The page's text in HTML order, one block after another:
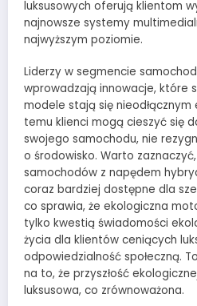
luksusowych oferują klientom
najnowsze systemy
najwyższym poziomie.
Liderzy w segmencie
wprowadzają innowacje, które
modele stają się
temu klienci mogą cieszyć się
swojego samochodu, nie
o środowisko. Warto
samochodów z napędem
coraz bardziej dostępne dla
co sprawia, że ekologiczna
tylko kwestią świadomości
życia dla klientów ceniących
odpowiedzialność społeczną.
na to, że przyszłość
luksusowa, co zrównoważona.